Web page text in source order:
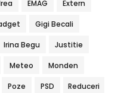
EMAG Extern
Gigi Becali
Irina Begu Justitie
Meteo Monden
Poze PSD Reduceri